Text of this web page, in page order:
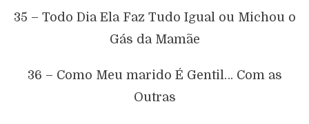
35 – Todo Dia Ela Faz Tudo Igual ou Michou o
Gás da Mamãe
36 – Como Meu marido É Gentil… Com as
Outras